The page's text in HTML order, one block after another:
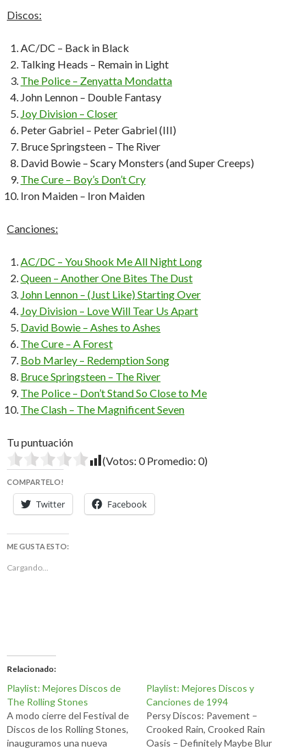
Discos:
AC/DC – Back in Black
Talking Heads – Remain in Light
The Police – Zenyatta Mondatta
John Lennon – Double Fantasy
Joy Division – Closer
Peter Gabriel – Peter Gabriel (III)
Bruce Springsteen – The River
David Bowie – Scary Monsters (and Super Creeps)
The Cure – Boy’s Don’t Cry
Iron Maiden – Iron Maiden
Canciones:
AC/DC – You Shook Me All Night Long
Queen – Another One Bites The Dust
John Lennon – (Just Like) Starting Over
Joy Division – Love Will Tear Us Apart
David Bowie – Ashes to Ashes
The Cure – A Forest
Bob Marley – Redemption Song
Bruce Springsteen – The River
The Police – Don’t Stand So Close to Me
The Clash – The Magnificent Seven
Tu puntuación
(Votos: 0Promedio: 0)
COMPARTELO!
Twitter Facebook
ME GUSTA ESTO:
Cargando...
Relacionado
Playlist: Mejores Discos de
The Rolling Stones
A modo cierre del Festival de
Discos de los Rolling Stones,
inauguramos una nueva
Playlist: Mejores Discos y
Canciones de 1994
Persy Discos: Pavement –
Crooked Rain, Crooked Rain
Oasis – Definitely Maybe Blur